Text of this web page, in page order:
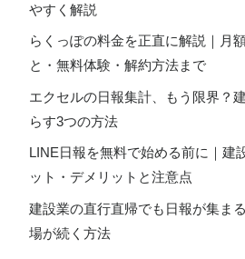
やすく解説
らくっぽの料金を正直に解説｜月
と・無料体験・解約方法まで
エクセルの日報集計、もう限界？
らす3つの方法
LINE日報を無料で始める前に｜建
ット・デメリットと注意点
建設業の直行直帰でも日報が集ま
場が続く方法